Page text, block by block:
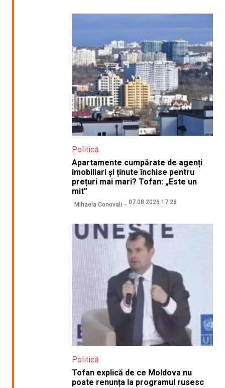
Politică
Apartamente cumpărate de agenți
imobiliari și ținute închise pentru
prețuri mai mari? Tofan: „Este un
mit”
Mihaela Conovali 07.08.2026 17:28
Politică
Tofan explică de ce Moldova nu
poate renunța la programul rusesc